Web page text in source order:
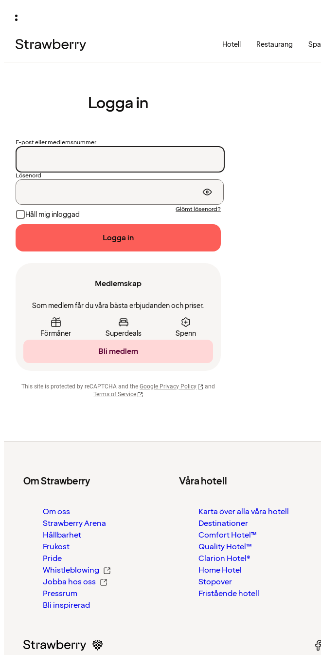
Hotell Restaurang Spa
Logga in
E-post eller medlemsnummer
Lösenord
Håll mig inloggad
Glömt lösenord?
Logga in
Medlemskap
Som medlem får du våra bästa erbjudanden och priser.
Förmåner Superdeals Spenn
Bli medlem
This site is protected by reCAPTCHA and the Google Privacy Policy
and
Terms of Service
Om Strawberry
Om oss
Strawberry Arena
Hållbarhet
Frukost
Pride
Whistleblowing
Jobba hos oss
Pressrum
Bli inspirerad
Våra hotell
Karta över alla våra hotell
Destinationer
Comfort Hotel™
Quality Hotel™
Clarion Hotel®
Home Hotel
Stopover
Fristående hotell